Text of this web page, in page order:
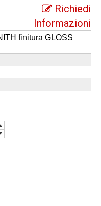
Richiedi
Informazioni
finitura GLOSS